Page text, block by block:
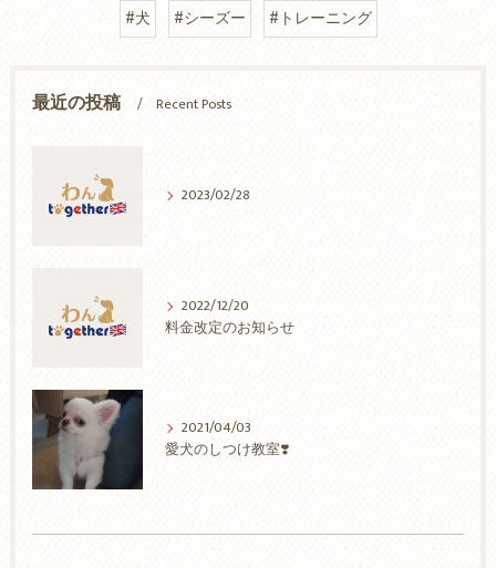
#犬 #シーズー #トレーニング
最近の投稿 Recent Posts
2023/02/28
2022/12/20
料金改定のお知らせ
2021/04/03
愛犬のしつけ教室❣️